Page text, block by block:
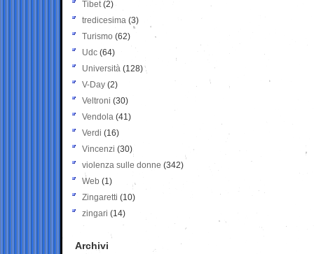
Tibet(2)
tredicesima (3)
Turismo (62)
Udc (64)
Università (128)
V-Day (2)
Veltroni (30)
Vendola (41)
Verdi (16)
Vincenzi (30)
violenza sulle donne (342)
Web (1)
Zingaretti (10)
zingari (14)
Archivi